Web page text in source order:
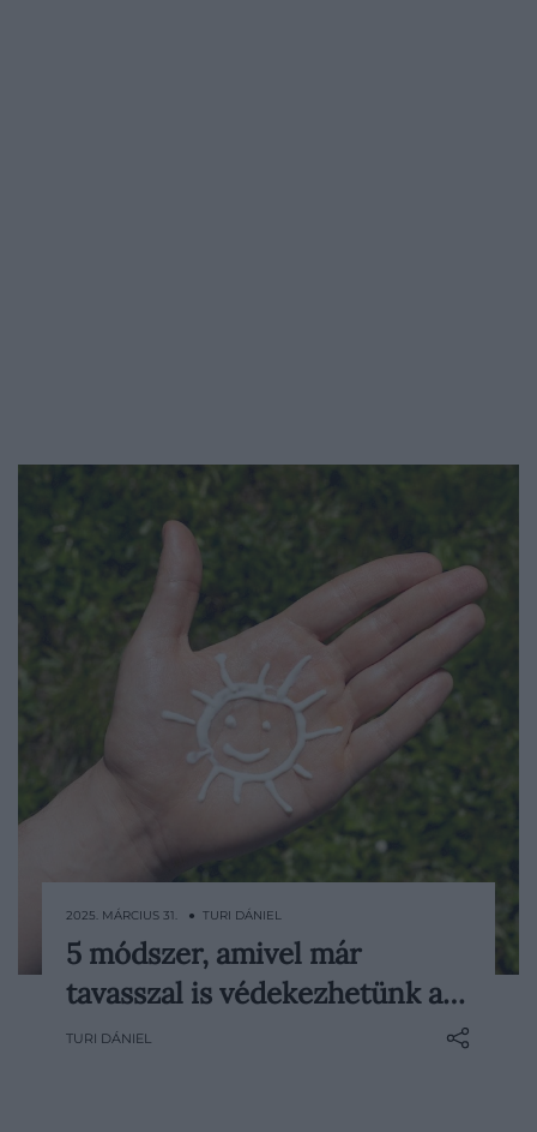
Sokak örömére egyre hosszabbak a
nappalok és egyre melegebben süt a nap,
2025. MÁRCIUS 31. ● TURI DÁNIEL
5 módszer, amivel már
tavasszal is védekezhetünk a…
TURI DÁNIEL